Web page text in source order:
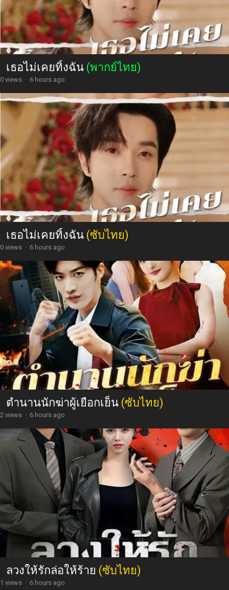
เธอไม่เคยทิ้งฉัน (พากย์ไทย)
0 views · 6 hours ago
เธอไม่เคยทิ้งฉัน (ซับไทย)
0 views · 6 hours ago
ตำนานนักฆ่าผู้เยือกเย็น (ซับไทย)
2 views · 6 hours ago
ลวงให้รักล่อให้ร้าย (ซับไทย)
1 views · 6 hours ago